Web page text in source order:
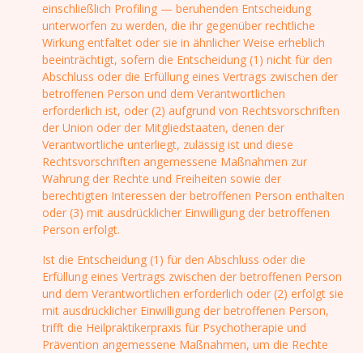
einschließlich Profiling — beruhenden Entscheidung
unterworfen zu werden, die ihr gegenüber rechtliche
Wirkung entfaltet oder sie in ähnlicher Weise erheblich
beeinträchtigt, sofern die Entscheidung (1) nicht für den
Abschluss oder die Erfüllung eines Vertrags zwischen der
betroffenen Person und dem Verantwortlichen
erforderlich ist, oder (2) aufgrund von Rechtsvorschriften
der Union oder der Mitgliedstaaten, denen der
Verantwortliche unterliegt, zulässig ist und diese
Rechtsvorschriften angemessene Maßnahmen zur
Wahrung der Rechte und Freiheiten sowie der
berechtigten Interessen der betroffenen Person enthalten
oder (3) mit ausdrücklicher Einwilligung der betroffenen
Person erfolgt.
Ist die Entscheidung (1) für den Abschluss oder die
Erfüllung eines Vertrags zwischen der betroffenen Person
und dem Verantwortlichen erforderlich oder (2) erfolgt sie
mit ausdrücklicher Einwilligung der betroffenen Person,
trifft die Heilpraktikerpraxis für Psychotherapie und
Prävention angemessene Maßnahmen, um die Rechte